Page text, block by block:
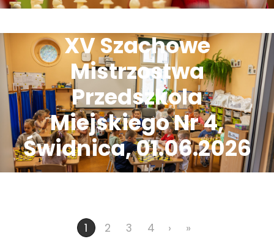
XV Szachowe
Mistrzostwa
Przedszkola
Miejskiego Nr 4,
Świdnica, 01.06.2026
1 2 3 4 › »